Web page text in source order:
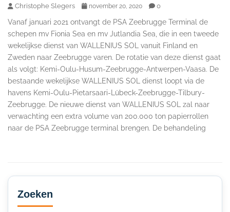
Christophe Slegers november 20, 2020 0
Vanaf januari 2021 ontvangt de PSA Zeebrugge Terminal de
schepen mv Fionia Sea en mv Jutlandia Sea, die in een tweede
wekelijkse dienst van WALLENIUS SOL vanuit Finland en
Zweden naar Zeebrugge varen. De rotatie van deze dienst gaat
als volgt: Kemi-Oulu-Husum-Zeebrugge-Antwerpen-Vaasa. De
bestaande wekelijkse WALLENIUS SOL dienst loopt via de
havens Kemi-Oulu-Pietarsaari-Lübeck-Zeebrugge-Tilbury-
Zeebrugge. De nieuwe dienst van WALLENIUS SOL zal naar
verwachting een extra volume van 200.000 ton papierrollen
naar de PSA Zeebrugge terminal brengen. De behandeling
Secondary
Sidebar
Zoeken